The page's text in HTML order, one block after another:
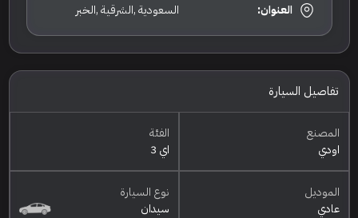
العنوان: السعودية ,الشرقية ,الخبر
تفاصيل السيارة
المصنع
اودي
الفئة
اي 3
الموديل
عادي
نوع السيارة
سيدان